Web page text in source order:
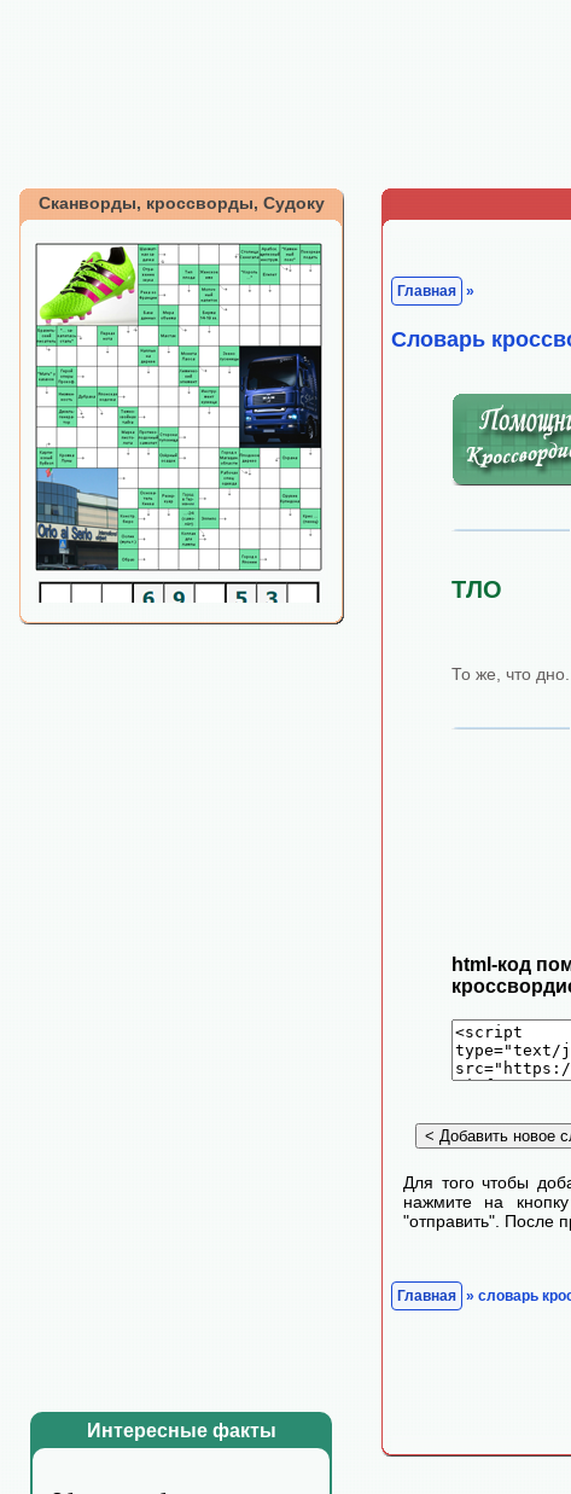
Сканворды, кроссворды, Судоку
Интересные факты
Главная »
Cловарь
ТЛО
То же, что дно.
html-код
Для того чтобы
нажмите на
"отправить". После
Главная » словарь